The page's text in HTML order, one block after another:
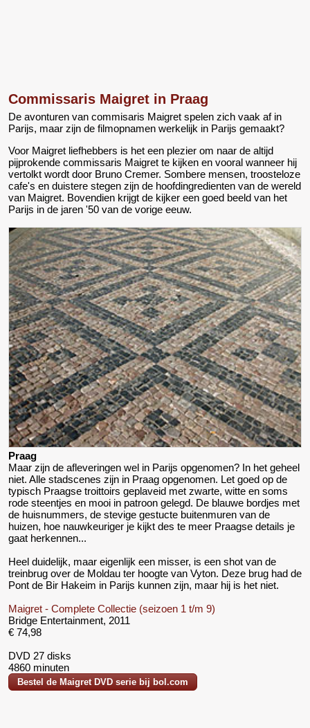
Commissaris Maigret in Praag
De avonturen van commisaris Maigret spelen zich vaak af in
Parijs, maar zijn de filmopnamen werkelijk in Parijs gemaakt?
Voor Maigret liefhebbers is het een plezier om naar de altijd
pijprokende commissaris Maigret te kijken en vooral wanneer hij
vertolkt wordt door Bruno Cremer. Sombere mensen, troosteloze
cafe's en duistere stegen zijn de hoofdingredienten van de wereld
van Maigret. Bovendien krijgt de kijker een goed beeld van het
Parijs in de jaren '50 van de vorige eeuw.
Praag
Maar zijn de afleveringen wel in Parijs opgenomen? In het geheel
niet. Alle stadscenes zijn in Praag opgenomen. Let goed op de
typisch Praagse troittoirs geplaveid met zwarte, witte en soms
rode steentjes en mooi in patroon gelegd. De blauwe bordjes met
de huisnummers, de stevige gestucte buitenmuren van de
huizen, hoe nauwkeuriger je kijkt des te meer Praagse details je
gaat herkennen...
Heel duidelijk, maar eigenlijk een misser, is een shot van de
treinbrug over de Moldau ter hoogte van Vyton. Deze brug had de
Pont de Bir Hakeim in Parijs kunnen zijn, maar hij is het niet.
Maigret - Complete Collectie (seizoen 1 t/m 9)
Bridge Entertainment, 2011
€ 74,98
DVD 27 disks
4860 minuten
Bestel de Maigret DVD serie bij bol.com